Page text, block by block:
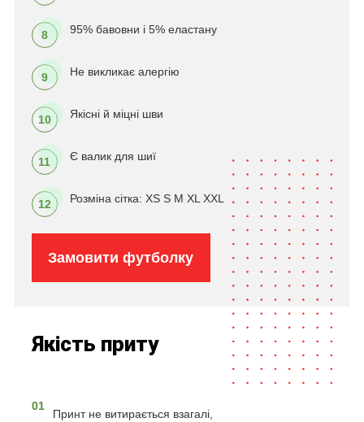
8 95% бавовни і 5% еластану
9 Не викликає алергію
10 Якісні й міцні шви
11 Є валик для шиї
12 Розміна сітка: XS S M XL XXL
Замовити футболку
Якість приту
01
Принт не витирається взагалі,